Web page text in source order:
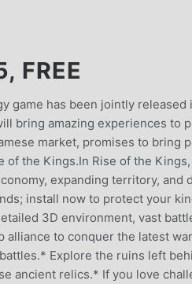
FREE
has been jointly released
bring amazing experiences to
market, promises to bring
the Kings.In Rise of the
expanding territory, and
install now to protect your
3D environment, vast
to conquer the latest
Explore the ruins left
ancient relics.* If you love